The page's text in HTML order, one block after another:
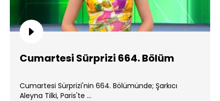
Cumartesi Sürprizi 664. Bölüm
Cumartesi Sürprizi'nin 664. Bölümünde; Şarkıcı
Aleyna Tilki, Paris'te ...